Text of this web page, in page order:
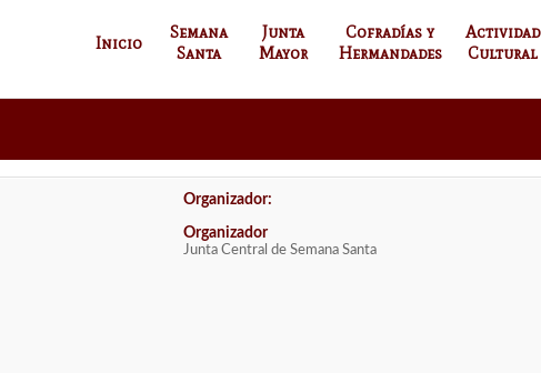
Inicio
Semana
Santa
Junta
Mayor
Cofradías y
Hermandades
Actividad
Cultural
Organizador:
Organizador
Junta Central de Semana Santa